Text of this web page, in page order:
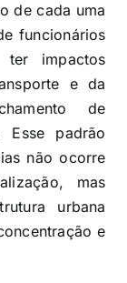
de cada uma
funcionários
impactos
e da
de
Esse padrão
não ocorre
mas
urbana
e